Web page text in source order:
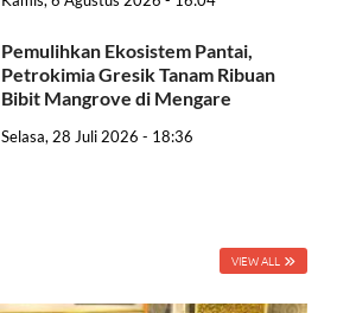
Pemulihkan Ekosistem Pantai,
Petrokimia Gresik Tanam Ribuan
Bibit Mangrove di Mengare
Selasa, 28 Juli 2026 - 18:36
VIEW ALL